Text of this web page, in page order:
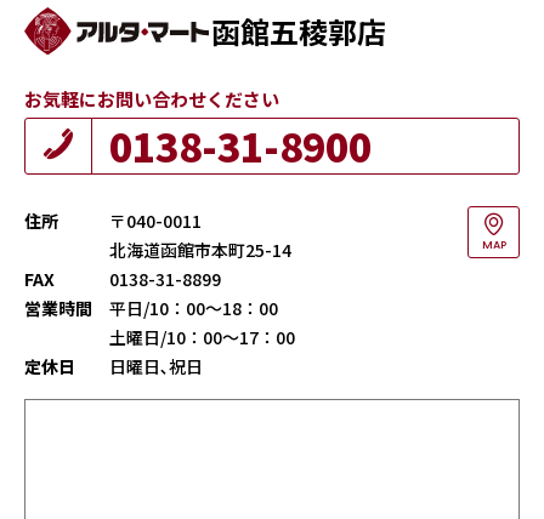
函館五稜郭店
お気軽にお問い合わせください
0138-31-8900
住所
〒040-0011
北海道函館市本町25-14
MAP
FAX
0138-31-8899
営業時間
平日/10：00～18：00
土曜日/10：00～17：00
定休日
日曜日､祝日